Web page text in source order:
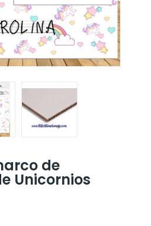
de
Unicornios